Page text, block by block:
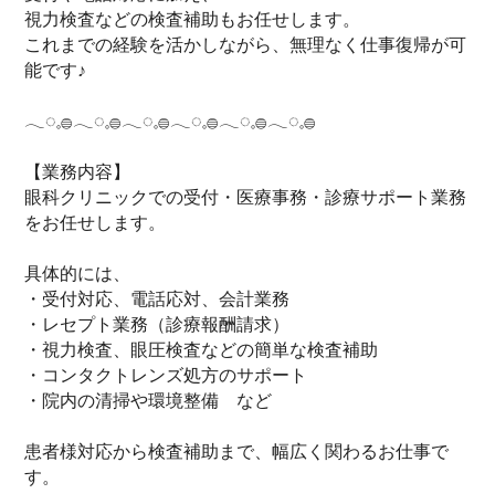
視力検査などの検査補助もお任せします。
これまでの経験を活かしながら、無理なく仕事復帰が可
能です♪
𓂃◌𓈒𓐍𓂃◌𓈒𓐍𓂃◌𓈒𓐍𓂃◌𓈒𓐍𓂃◌𓈒𓐍𓂃◌𓈒𓐍
【業務内容】
眼科クリニックでの受付・医療事務・診療サポート業務
をお任せします。
具体的には、
・受付対応、電話応対、会計業務
・レセプト業務（診療報酬請求）
・視力検査、眼圧検査などの簡単な検査補助
・コンタクトレンズ処方のサポート
・院内の清掃や環境整備 など
患者様対応から検査補助まで、幅広く関わるお仕事で
す。